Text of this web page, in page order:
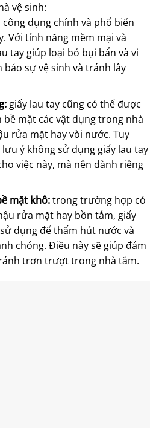
vệ sinh:
dụng chính và phổ biến
. Với tính năng mềm mại và
tay giúp loại bỏ bụi bẩn và vi
bảo sự vệ sinh và tránh lây
giấy lau tay cũng có thể được
bề mặt các vật dụng trong nhà
rửa mặt hay vòi nước. Tuy
ý không sử dụng giấy lau tay
việc này, mà nên dành riêng
mặt khô:trong trường hợp có
rửa mặt hay bồn tắm, giấy
dụng để thấm hút nước và
chóng. Điều này sẽ giúp đảm
trơn trượt trong nhà tắm.